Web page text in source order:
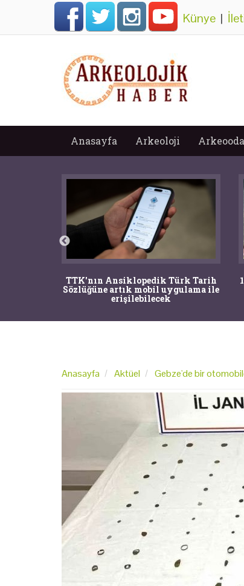
Künye |
Anasayfa Arkeoloji Arkeooda
TTK'nın Ansiklopedik Türk Tarih
Sözlüğüne artık mobil uygulama ile
erişilebilecek
Anasayfa Aktüel Gebze'de bir